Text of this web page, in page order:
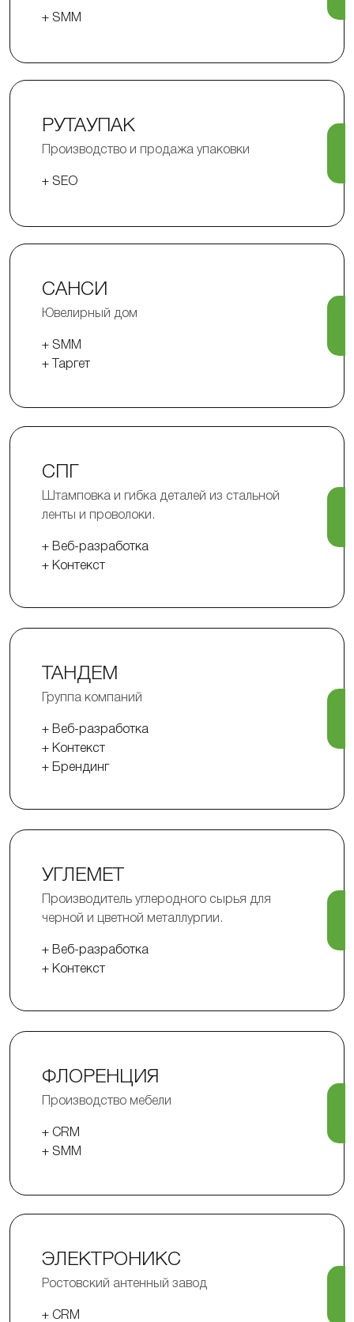
+ SMM
РУТАУПАК
Производство и продажа упаковки
+ SEO
САНСИ
Ювелирный дом
+ SMM
+ Таргет
СПГ
Штамповка и гибка деталей из стальной
ленты и проволоки.
+ Веб-разработка
+ Контекст
ТАНДЕМ
Группа компаний
+ Веб-разработка
+ Контекст
+ Брендинг
УГЛЕМЕТ
Производитель углеродного сырья для
черной и цветной металлургии.
+ Веб-разработка
+ Контекст
ФЛОРЕНЦИЯ
Производство мебели
+ CRM
+ SMM
ЭЛЕКТРОНИКС
Ростовский антенный завод
+ CRM